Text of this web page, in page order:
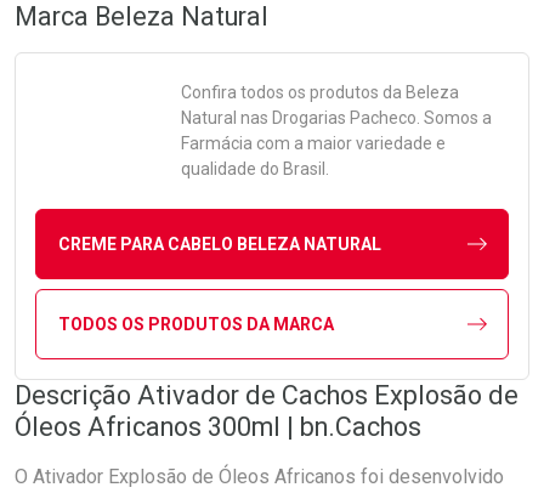
Marca Beleza Natural
Confira todos os produtos da Beleza
Natural nas Drogarias Pacheco. Somos a
Farmácia com a maior variedade e
qualidade do Brasil.
CREME PARA CABELO BELEZA NATURAL
TODOS OS PRODUTOS DA MARCA
Descrição Ativador de Cachos Explosão de
Óleos Africanos 300ml | bn.Cachos
O Ativador Explosão de Óleos Africanos foi desenvolvido